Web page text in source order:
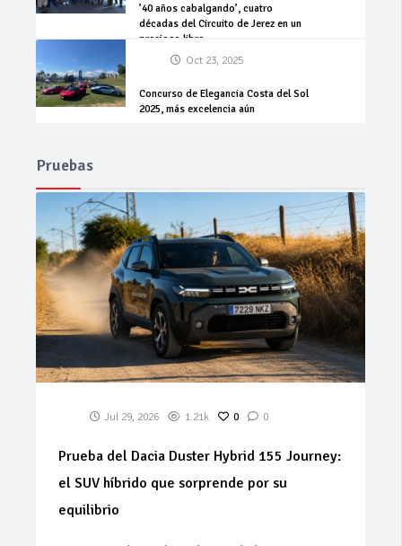
’40 años cabalgando’, cuatro
décadas del Circuito de Jerez en un
precioso libro
Oct 23, 2025
Concurso de Elegancia Costa del Sol
2025, más excelencia aún
Pruebas
Jul 29, 2026 1.21k 0 0
Prueba del Dacia Duster Hybrid 155 Journey:
el SUV híbrido que sorprende por su
equilibrio